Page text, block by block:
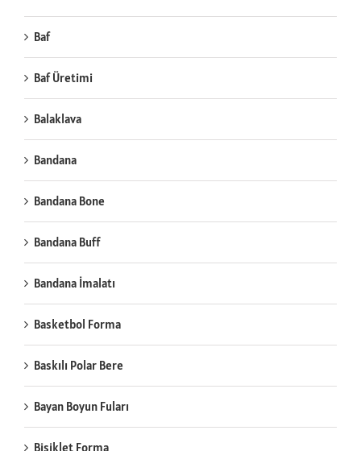
Baf
Baf Üretimi
Balaklava
Bandana
Bandana Bone
Bandana Buff
Bandana İmalatı
Basketbol Forma
Baskılı Polar Bere
Bayan Boyun Fuları
Bisiklet Forma